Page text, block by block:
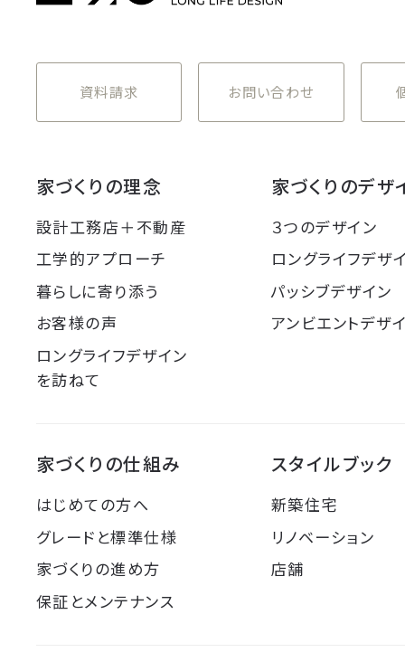
資料請求 お問い合わせ
家づくりの理念
設計工務店＋不動産
工学的アプローチ
暮らしに寄り添う
お客様の声
ロングライフデザイン
を訪ねて
家づくりのデザ
３つのデザイン
ロングライフデザ
パッシブデザイン
アンビエントデザ
家づくりの仕組み
はじめての方へ
グレードと標準仕様
家づくりの進め方
保証とメンテナンス
スタイルブック
新築住宅
リノベーション
店舗